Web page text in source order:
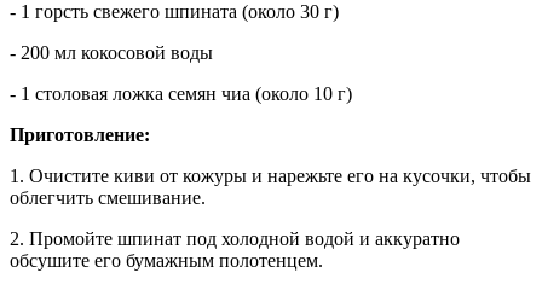
- 1 горсть свежего шпината (около 30 г)
- 200 мл кокосовой воды
- 1 столовая ложка семян чиа (около 10 г)
Приготовление:
1. Очистите киви от кожуры и нарежьте его на кусочки, чтобы
облегчить смешивание.
2. Промойте шпинат под холодной водой и аккуратно
обсушите его бумажным полотенцем.